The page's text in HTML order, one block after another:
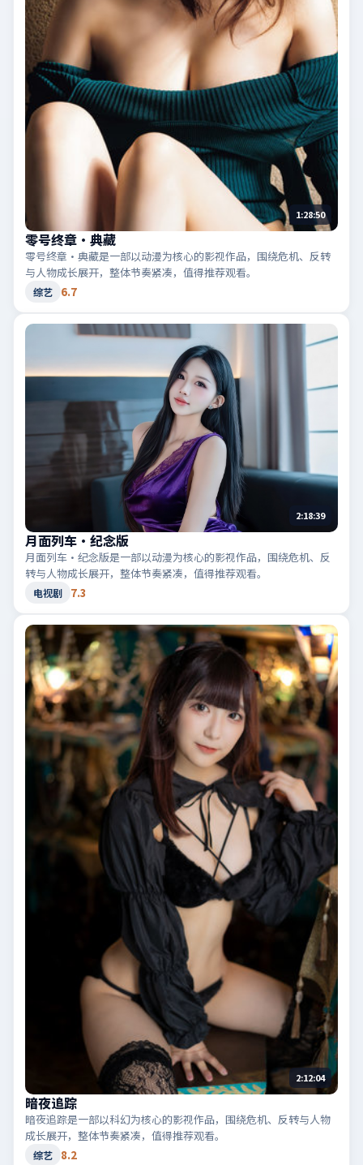
1:28:50
零号终章·典藏
零号终章·典藏是一部以动漫为核心的影视作品，围绕危机、反转
与人物成长展开，整体节奏紧凑，值得推荐观看。
综艺 6.7
2:18:39
月面列车·纪念版
月面列车·纪念版是一部以动漫为核心的影视作品，围绕危机、反
转与人物成长展开，整体节奏紧凑，值得推荐观看。
电视剧 7.3
2:12:04
暗夜追踪
暗夜追踪是一部以科幻为核心的影视作品，围绕危机、反转与人物
成长展开，整体节奏紧凑，值得推荐观看。
综艺 8.2